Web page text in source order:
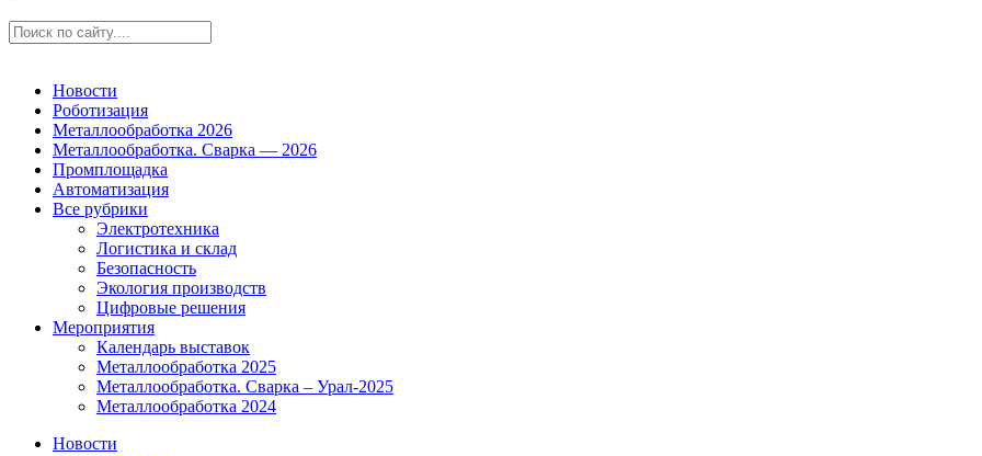
Новости
Роботизация
Металлообработка 2026
Металлообработка. Сварка — 2026
Промплощадка
Автоматизация
Все рубрики
Электротехника
Логистика и склад
Безопасность
Экология производств
Цифровые решения
Мероприятия
Календарь выставок
Металлообработка 2025
Металлообработка. Сварка – Урал-2025
Металлообработка 2024
Новости